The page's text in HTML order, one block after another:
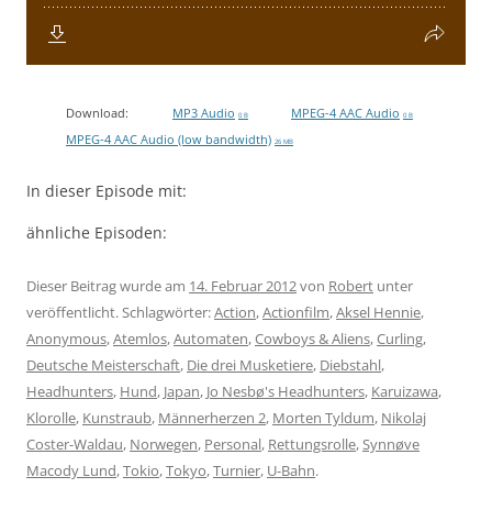
Download: MP3 Audio 0 B MPEG-4 AAC Audio 0 B
MPEG-4 AAC Audio (low bandwidth) 26 MB
In dieser Episode mit:
ähnliche Episoden:
Dieser Beitrag wurde am 14. Februar 2012von Robert unter
veröffentlicht. Schlagwörter:Action,Actionfilm,Aksel Hennie,
Anonymous,Atemlos,Automaten,Cowboys & Aliens,Curling,
Deutsche Meisterschaft, Die drei Musketiere, Diebstahl,
Headhunters, Hund, Japan, Jo Nesbø's Headhunters, Karuizawa,
Klorolle, Kunstraub, Männerherzen 2, Morten Tyldum, Nikolaj
Coster-Waldau, Norwegen, Personal, Rettungsrolle,Synnøve
Macody Lund,Tokio,Tokyo,Turnier, U-Bahn.